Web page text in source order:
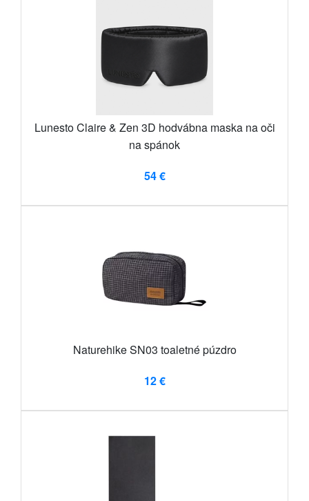
Lunesto Claire & Zen 3D hodvábna maska ​​na oči
na spánok
54 €
Naturehike SN03 toaletné púzdro
12 €